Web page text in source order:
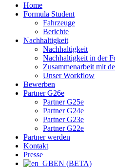
Home
Formula Student
Fahrzeuge
Berichte
Nachhaltigkeit
Nachhaltigkeit
Nachhaltigkeit in der
Zusammenarbeit mit
Unser Workflow
Bewerben
Partner G26e
Partner G25e
Partner G24e
Partner G23e
Partner G22e
Partner werden
Kontakt
Presse
EN (BETA)